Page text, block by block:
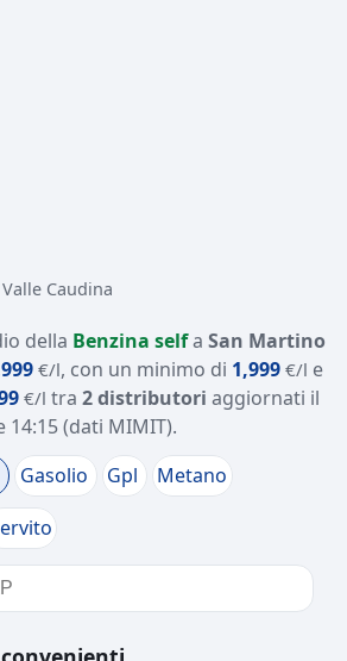
Caudina
della Benzina selfa San Martino
€/l, con un minimo di 1,999 €/l e
€/l tra 2 distributori aggiornati il
14:15(dati MIMIT).
Gasolio Gpl
Metano